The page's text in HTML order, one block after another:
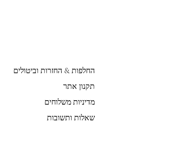
החלפות & החזרות וביטולים
תקנון אתר
מדיניות משלוחים
שאלות ותשובות